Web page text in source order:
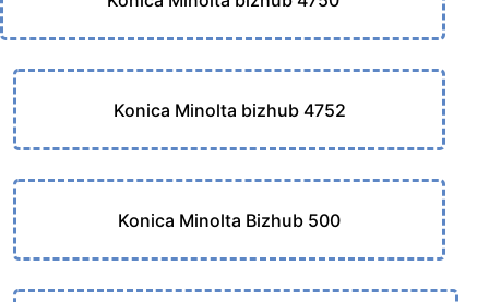
Konica Minolta bizhub 4752
Konica Minolta Bizhub 500